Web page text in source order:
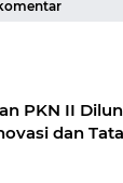
PKN II
dan